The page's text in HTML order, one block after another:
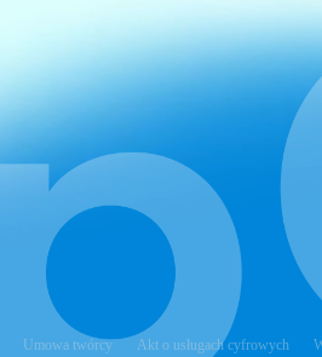
Umowa twórcy Akt o usługach cyfrowych